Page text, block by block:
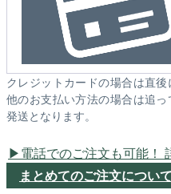
クレジットカードの場合は直後
他のお支払い方法の場合は追っ
発送となります。
電話でのご注文も可能！
まとめてのご注文につい